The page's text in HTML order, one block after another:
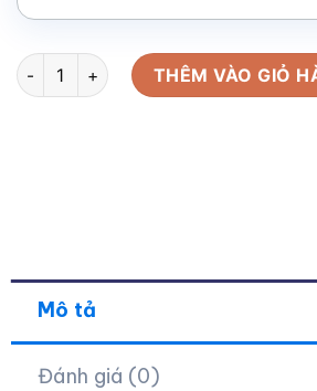
Lọ hoa in logo dáng bom lỗ màu trắng
THÊM VÀO GIỎ
Mô tả
Đánh giá (0)